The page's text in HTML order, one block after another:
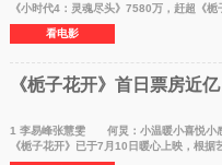
《小时代4：灵魂尽头》7580万，赶超《
子花开》7360万，
看电影
《栀子花开》首日票房近
1 李易峰张慧雯 何炅：小温暖小喜悦小
《栀子花开》已于7月10日暖心上映，根
力，取得近1亿